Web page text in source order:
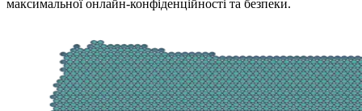
максимальної онлайн-конфіденційності та безпеки.